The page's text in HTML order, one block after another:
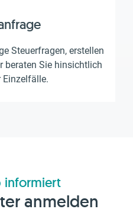
Steuerfragen, erstellen
beraten Sie hinsichtlich
Einzelfälle.
informiert
anmelden